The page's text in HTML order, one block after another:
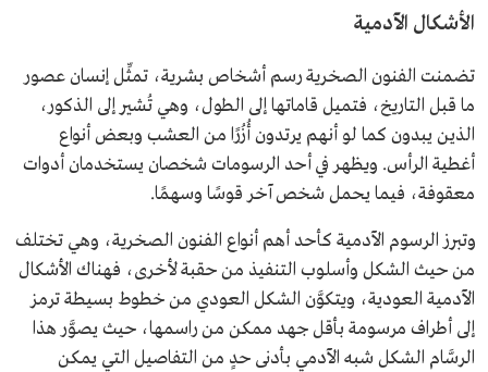
الأشكال الآدمية
تضمنت الفنون الصخرية رسم أشخاص بشرية، تمثِّل إنسان عصور
ما قبل التاريخ، فتميل قاماتها إلى الطول، وهي تُشير إلى الذكور،
الذين يبدون كما لو أنهم يرتدون أُزُرًا من العشب وبعض أنواع
أغطية الرأس. ويظهر في أحد الرسومات شخصان يستخدمان أدوات
معقوفة، فيما يحمل شخص آخر قوسًا وسهمًا.
وتبرز الرسوم الآدمية كأحد أهم أنواع الفنون الصخرية، وهي تختلف
من حيث الشكل وأسلوب التنفيذ من حقبة لأخرى، فهناك الأشكال
الآدمية العودية، ويتكوَّن الشكل العودي من خطوط بسيطة ترمز
إلى أطراف مرسومة بأقل جهد ممكن من راسمها، حيث يصوَّر هذا
الرسَّام الشكل شبه الآدمي بأدنى حدٍ من التفاصيل التي يمكن